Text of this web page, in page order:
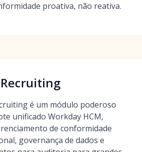
proativa, não reativa.
é um módulo poderoso
unificado Workday HCM,
de conformidade
governança de dados e